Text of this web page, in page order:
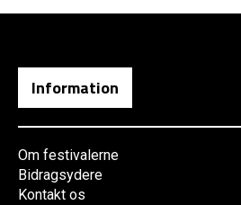
Information
Om festivalerne
Bidragsydere
Kontakt os